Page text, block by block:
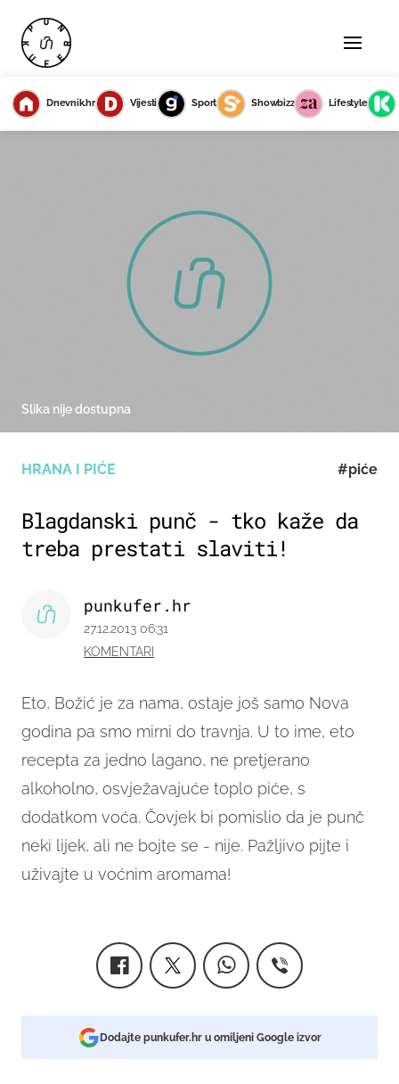
Dnevnik.hr Vijesti Sport Showbizz Lifestyle
HRANA I PIĆE #piće
Blagdanski punč - tko kaže da
treba prestati slaviti!
Eto, Božić je za nama, ostaje još samo Nova
godina pa smo mirni do travnja. U to ime, eto
recepta za jedno lagano, ne pretjerano
alkoholno, osvježavajuće toplo piće, s
dodatkom voća. Čovjek bi pomislio da je punč
neki lijek, ali ne bojte se - nije. Pažljivo pijte i
uživajte u voćnim aromama!
punkufer.hr
27.12.2013 06:31
KOMENTARI
Slika nije dostupna
Dodajte punkufer.hr u omiljeni Google izvor